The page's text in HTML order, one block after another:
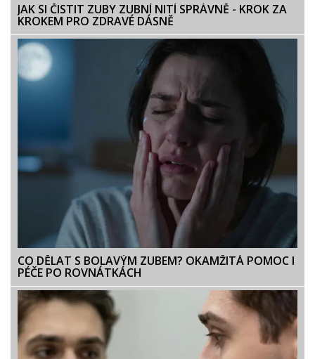
JAK SI ČISTIT ZUBY ZUBNÍ NITÍ SPRÁVNĚ - KROK ZA
KROKEM PRO ZDRAVÉ DÁSNĚ
CO DĚLAT S BOLAVÝM ZUBEM? OKAMŽITÁ POMOC I
PÉČE PO ROVNÁTKÁCH